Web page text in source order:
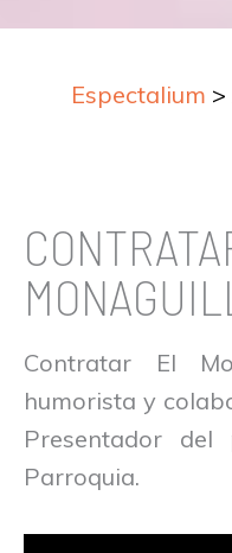
Espectalium >
Contratar El
humorista y
Presentador
Parroquia.